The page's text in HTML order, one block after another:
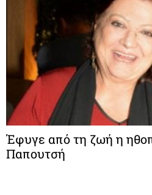
Έφυγε από τη ζωή η
Παπουτσή